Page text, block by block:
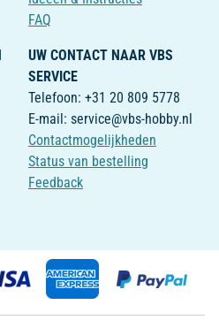
FAQ
UW CONTACT NAAR VBS
SERVICE
Telefoon: +31 20 809 5778
E-mail: service@vbs-hobby.nl
Contactmogelijkheden
Status van bestelling
Feedback